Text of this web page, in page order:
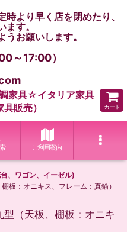
より早く店を閉めたり、
す。
お願いします。
～17:00）
家具☆イタリア家具
販売）
カート
ご利用案内
ン、イーゼル)
板：オニキス、フレーム：真鍮）
（天板、棚板：オニキ